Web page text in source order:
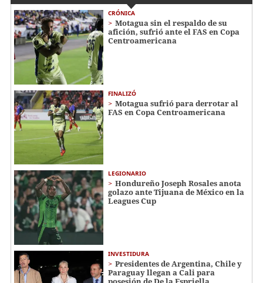
CRÓNICA
Motagua sin el respaldo de su
afición, sufrió ante el FAS en Copa
Centroamericana
FINALIZÓ
Motagua sufrió para derrotar al
FAS en Copa Centroamericana
LEGIONARIO
Hondureño Joseph Rosales anota
golazo ante Tijuana de México en la
Leagues Cup
INVESTIDURA
Presidentes de Argentina, Chile y
Paraguay llegan a Cali para